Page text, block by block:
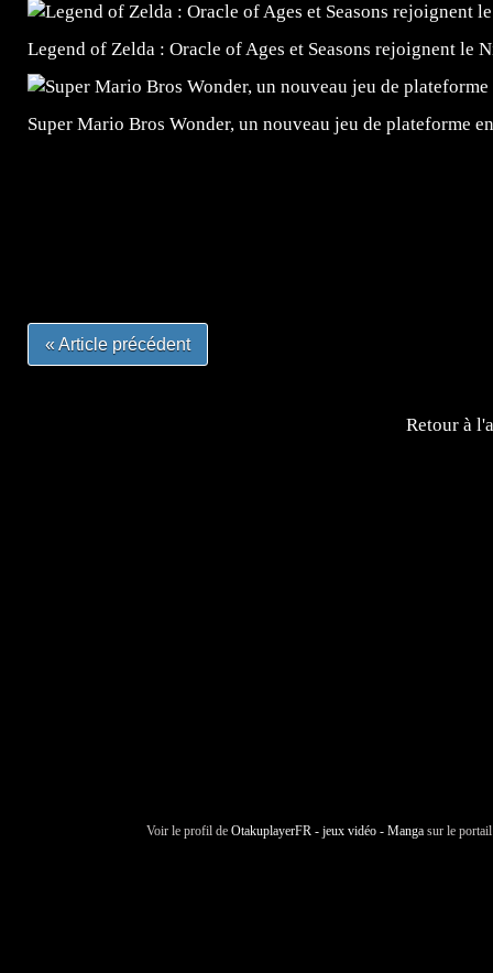
Legend of Zelda : Oracle of Ages et Seasons rejoignent le
Super Mario Bros Wonder, un nouveau jeu de plateforme
« Article précédent
Retour à
Voir le profil de OtakuplayerFR - jeux vidéo - Manga sur le